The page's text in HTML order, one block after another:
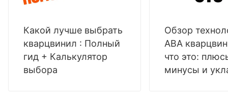
Какой лучше выбрать
кварцвинил : Полный
гид + Калькулятор
выбора
Обзор
ABA
что это:
минусы и